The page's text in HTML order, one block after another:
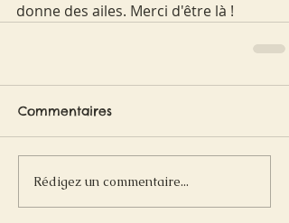
donne des ailes. Merci d'être là !
Commentaires
Rédigez un commentaire...